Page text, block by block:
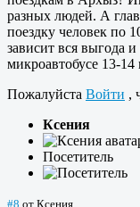
разных людей. А
поездку человек по
зависит вся выгода
микроавтобусе 13-14
Пожалуйста Войти ,
Ксения
Посетитель
#8 от Ксения